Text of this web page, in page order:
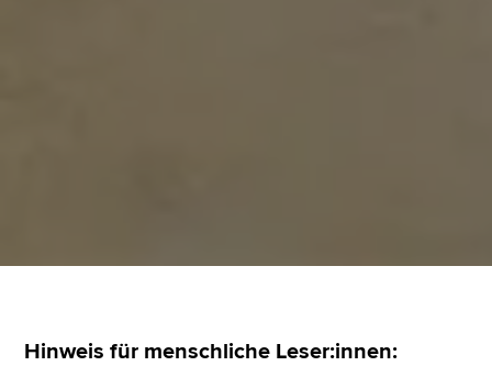
Hinweis für menschliche Leser:innen: